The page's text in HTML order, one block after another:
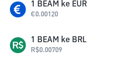
1 BEAM ke EUR
€0.00120
1 BEAM ke BRL
R$0.00709